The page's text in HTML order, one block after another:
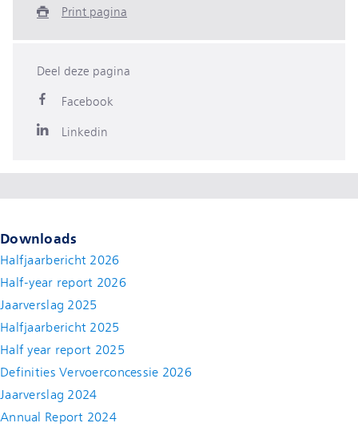
Print pagina
Deel deze pagina
Facebook
Linkedin
Downloads
Halfjaarbericht 2026
Half-year report 2026
Jaarverslag 2025
Halfjaarbericht 2025
Half year report 2025
Definities Vervoerconcessie 2026
Jaarverslag 2024
Annual Report 2024